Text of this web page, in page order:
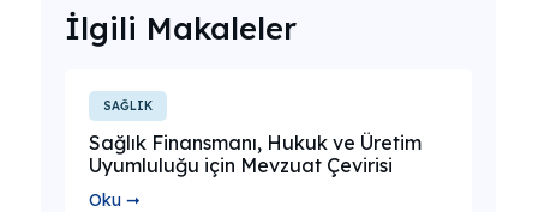
İlgili Makaleler
SAĞLIK
Sağlık Finansmanı, Hukuk ve Üretim
Uyumluluğu için Mevzuat Çevirisi
Oku ➞